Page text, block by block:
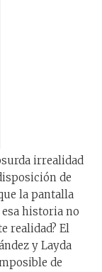
irrealidad
de
la pantalla
esa historia no
realidad? El
y Layda
de